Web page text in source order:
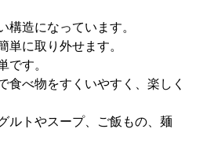
造になっています。
に取り外せます。
す。
食べ物をすくいやすく、楽しく
ルトやスープ、ご飯もの、麺